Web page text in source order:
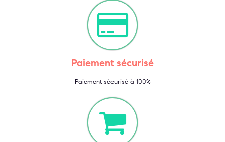
Paiement sécurisé
Paiement sécurisé à 100%